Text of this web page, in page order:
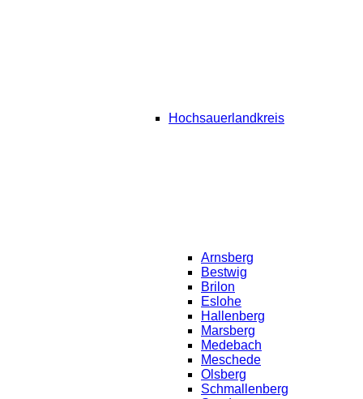
Hochsauerlandkreis
Arnsberg
Bestwig
Brilon
Eslohe
Hallenberg
Marsberg
Medebach
Meschede
Olsberg
Schmallenberg